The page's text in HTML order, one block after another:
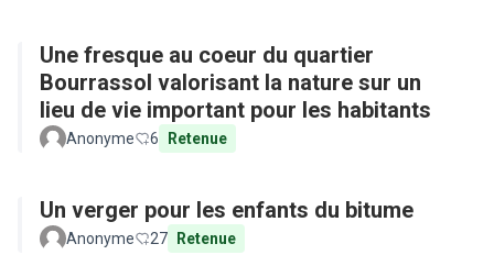
Une fresque au coeur du quartier
Bourrassol valorisant la nature sur un
lieu de vie important pour les habitants
Anonyme 6 Retenue
Un verger pour les enfants du bitume
Anonyme 27 Retenue